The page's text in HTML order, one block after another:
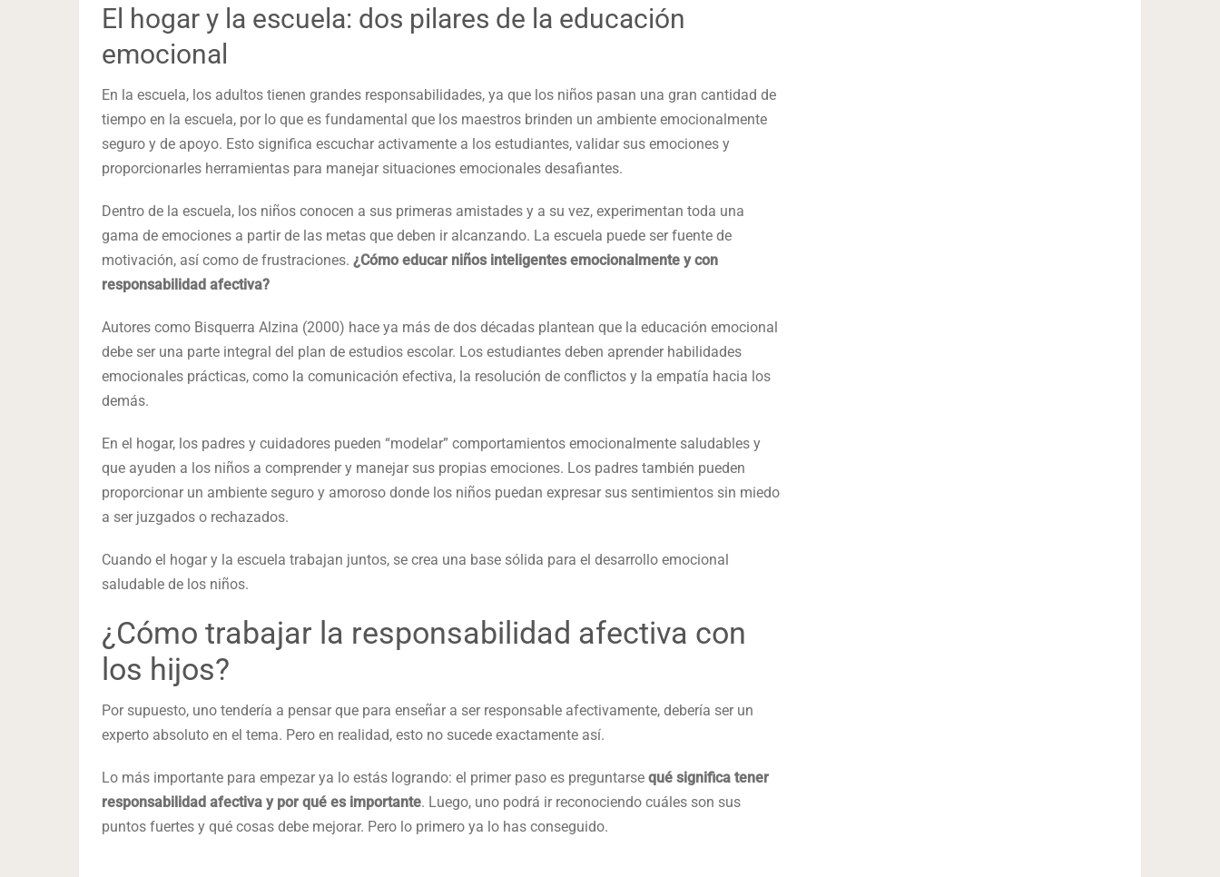
El hogar y la escuela: dos pilares de la educación
emocional
En la escuela, los adultos tienen grandes responsabilidades, ya que los niños pasan una gran cantidad de
tiempo en la escuela, por lo que es fundamental que los maestros brinden un ambiente emocionalmente
seguro y de apoyo. Esto significa escuchar activamente a los estudiantes, validar sus emociones y
proporcionarles herramientas para manejar situaciones emocionales desafiantes.
Dentro de la escuela, los niños conocen a sus primeras amistades y a su vez, experimentan toda una
gama de emociones a partir de las metas que deben ir alcanzando. La escuela puede ser fuente de
motivación, así como de frustraciones. ¿Cómo educar niños inteligentes emocionalmente y con
responsabilidad afectiva?
Autores como Bisquerra Alzina (2000) hace ya más de dos décadas plantean que la educación emocional
debe ser una parte integral del plan de estudios escolar. Los estudiantes deben aprender habilidades
emocionales prácticas, como la comunicación efectiva, la resolución de conflictos y la empatía hacia los
demás.
En el hogar, los padres y cuidadores pueden “modelar” comportamientos emocionalmente saludables y
que ayuden a los niños a comprender y manejar sus propias emociones. Los padres también pueden
proporcionar un ambiente seguro y amoroso donde los niños puedan expresar sus sentimientos sin miedo
a ser juzgados o rechazados.
Cuando el hogar y la escuela trabajan juntos, se crea una base sólida para el desarrollo emocional
saludable de los niños.
¿Cómo trabajar la responsabilidad afectiva con
los hijos?
Por supuesto, uno tendería a pensar que para enseñar a ser responsable afectivamente, debería ser un
experto absoluto en el tema. Pero en realidad, esto no sucede exactamente así.
Lo más importante para empezar ya lo estás logrando: el primer paso es preguntarse qué significa tener
responsabilidad afectiva y por qué es importante. Luego, uno podrá ir reconociendo cuáles son sus
puntos fuertes y qué cosas debe mejorar. Pero lo primero ya lo has conseguido.